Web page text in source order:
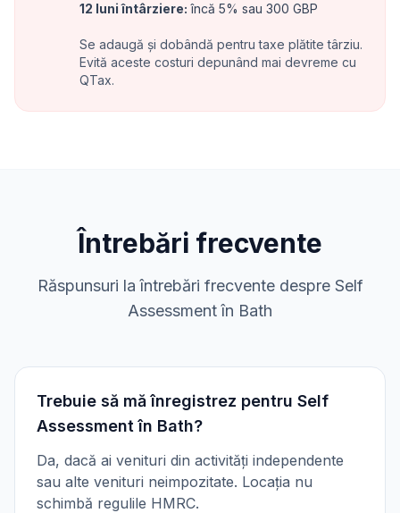
12 luni întârziere: încă 5% sau 300 GBP
Se adaugă și dobândă pentru taxe plătite târziu.
Evită aceste costuri depunând mai devreme cu
QTax.
Întrebări frecvente
Răspunsuri la întrebări frecvente despre Self
Assessment în Bath
Trebuie să mă înregistrez pentru Self
Assessment în Bath?
Da, dacă ai venituri din activități independente
sau alte venituri neimpozitate. Locația nu
schimbă regulile HMRC.